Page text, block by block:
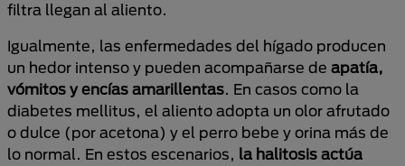
filtra llegan al aliento.
Igualmente, las enfermedades del hígado producen
un hedor intenso y pueden acompañarse de apatía,
vómitos y encías amarillentas. En casos como la
diabetes mellitus, el aliento adopta un olor afrutado
o dulce (por acetona) y el perro bebe y orina más de
lo normal. En estos escenarios, la halitosis actúa